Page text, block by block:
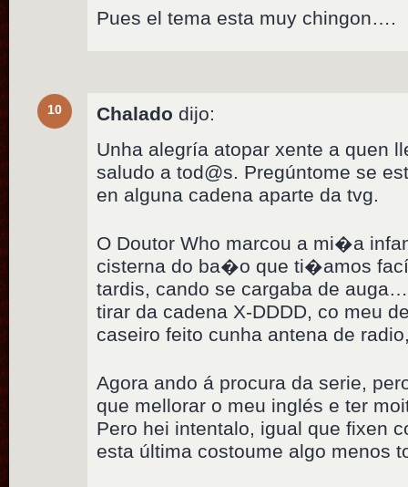
Pues el tema esta muy chingon….
10 Chalado dijo:
Unha alegría atopar xente a quen
saludo a tod@s. Pregúntome se
en alguna cadena aparte da tvg.
O Doutor Who marcou a mi�a
cisterna do ba�o que ti�amos
tardis, cando se cargaba de
tirar da cadena X-DDDD, co meu
caseiro feito cunha antena de
Agora ando á procura da serie,
que mellorar o meu inglés e ter
Pero hei intentalo, igual que fixen
esta última costoume algo menos